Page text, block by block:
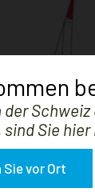
der Schweiz
sind Sie
Sie vor Ort